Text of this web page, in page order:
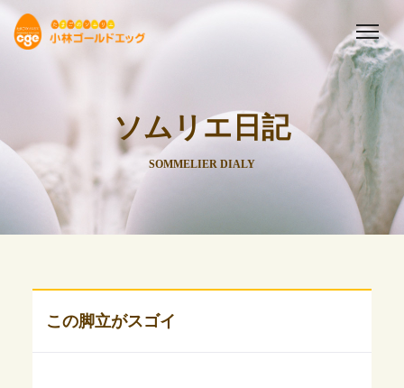
ソムリエ日記
SOMMELIER DIALY
この脚立がスゴイ